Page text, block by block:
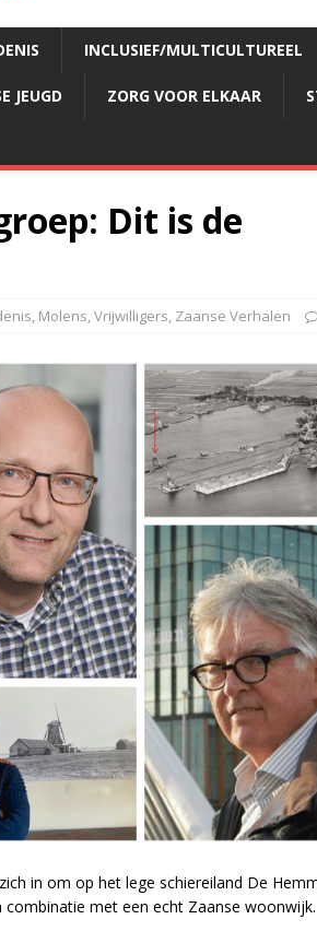
INCLUSIEF/MULTICULTUREEL
JEUGD ZORG VOOR ELKAAR
Dit is de
, Molens,Vrijwilligers, Zaanse Verhalen
in om op het lege schiereiland De
met een echt Zaanse woonwijk.